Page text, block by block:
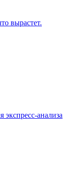
вырастет.
экспресс-анализа